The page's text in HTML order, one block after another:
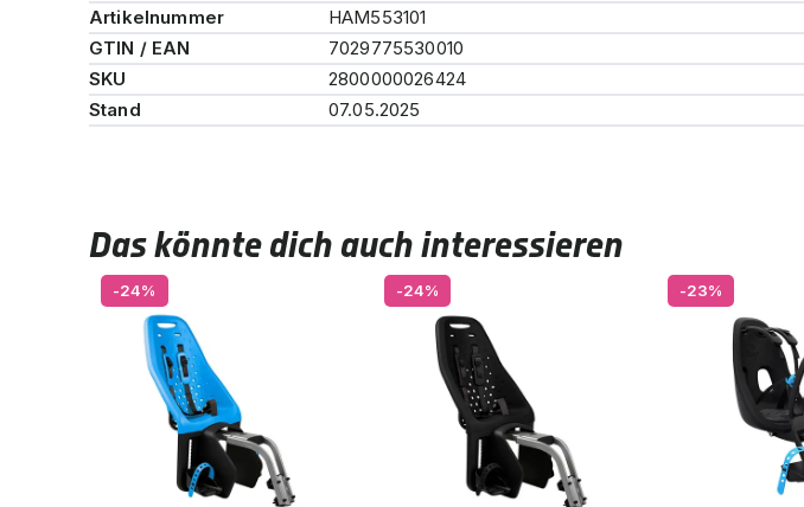
Artikelnummer
HAM553101
GTIN / EAN
7029775530010
SKU
2800000026424
Stand
07.05.2025
Das könnte dich auch interessieren
-24% -24% -23%